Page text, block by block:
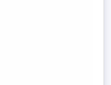
conexiunea.
sau design, vă